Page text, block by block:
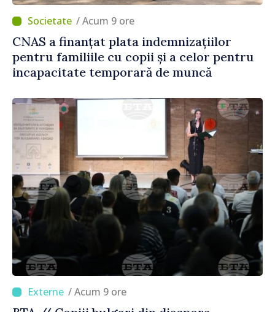
/ Acum 9 ore
CNAS a finanțat plata indemnizațiilor
pentru familiile cu copii și a celor pentru
incapacitate temporară de muncă
/ Acum 9 ore